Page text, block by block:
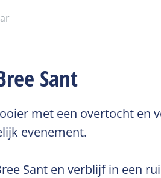
Sant
met een overtocht en
evenement.
Sant en verblijf in een